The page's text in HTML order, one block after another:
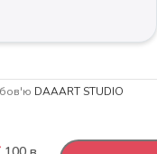
DAAART STUDIO